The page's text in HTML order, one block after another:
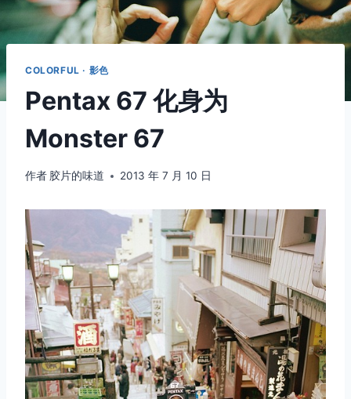
COLORFUL · 影色
Pentax 67 化身为
Monster 67
作者 胶片的味道 2013 年 7 月 10 日